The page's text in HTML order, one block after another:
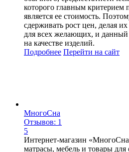
которого главным критерием
является ее стоимость.
сдерживать рост цен, делая
для всех желающих, и
на качестве изделий.
Подробнее Перейти на сайт
МногоСна
Отзывов: 1
5
Интернет-магазин
матрасы, мебель и товары для